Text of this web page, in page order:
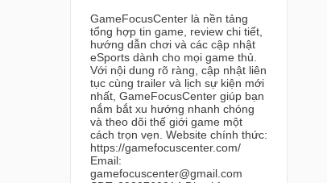
Segnala un problema
GameFocusCenter là nền tảng
tổng hợp tin game, review chi tiết,
hướng dẫn chơi và các cập nhật
eSports dành cho mọi game thủ.
Với nội dung rõ ràng, cập nhật liên
tục cùng trailer và lịch sự kiện mới
nhất, GameFocusCenter giúp bạn
nắm bắt xu hướng nhanh chóng
và theo dõi thế giới game một
cách trọn vẹn. Website chính thức:
https://gamefocuscenter.com/
Email:
gamefocuscenter@gmail.com